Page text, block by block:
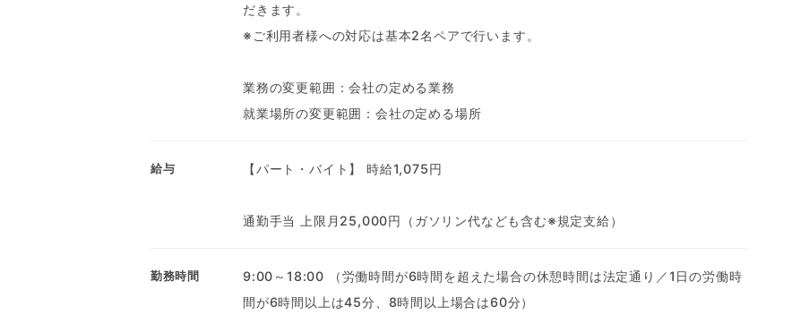
だきます。
※ご利用者様への対応は基本2名ペアで行います。
業務の変更範囲：会社の定める業務
就業場所の変更範囲：会社の定める場所
給与 【パート・バイト】 時給1,075円
通勤手当 上限月25,000円（ガソリン代なども含む※規定支給）
勤務時間
9:00～18:00 （労働時間が6時間を超えた場合の休憩時間は法定通り／1日の労働時
間が6時間以上は45分、8時間以上場合は60分）